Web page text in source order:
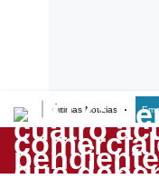
Últimas Noticias
Lo último
Peru Quiosco